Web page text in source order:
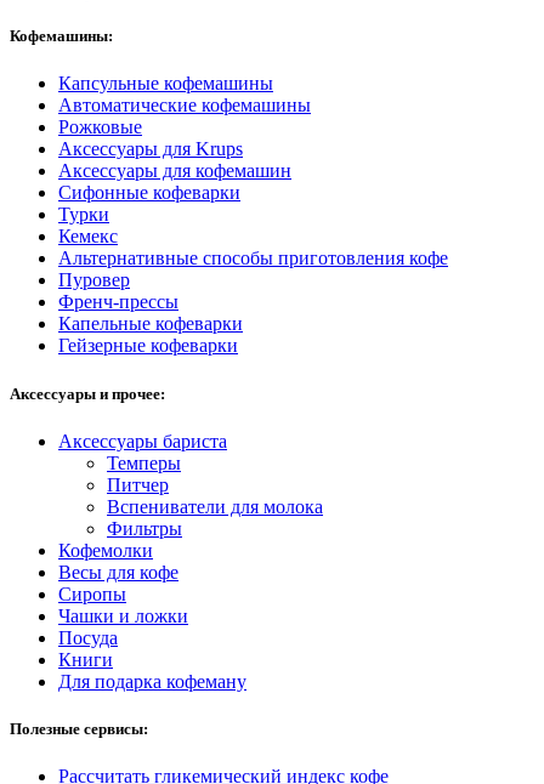
Кофемашины:
Капсульные кофемашины
Автоматические кофемашины
Рожковые
Аксессуары для Krups
Аксессуары для кофемашин
Сифонные кофеварки
Турки
Кемекс
Альтернативные способы приготовления кофе
Пуровер
Френч-прессы
Капельные кофеварки
Гейзерные кофеварки
Аксессуары и прочее:
Аксессуары бариста
Темперы
Питчер
Вспениватели для молока
Фильтры
Кофемолки
Весы для кофе
Сиропы
Чашки и ложки
Посуда
Книги
Для подарка кофеману
Полезные сервисы:
Рассчитать гликемический индекс кофе